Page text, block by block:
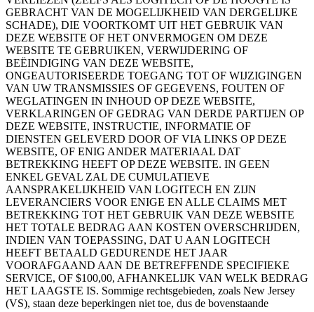
GEBRACHT VAN DE MOGELIJKHEID VAN DERGELIJKE
SCHADE), DIE VOORTKOMT UIT HET GEBRUIK VAN
DEZE WEBSITE OF HET ONVERMOGEN OM DEZE
WEBSITE TE GEBRUIKEN, VERWIJDERING OF
BEËINDIGING VAN DEZE WEBSITE,
ONGEAUTORISEERDE TOEGANG TOT OF WIJZIGINGEN
VAN UW TRANSMISSIES OF GEGEVENS, FOUTEN OF
WEGLATINGEN IN INHOUD OP DEZE WEBSITE,
VERKLARINGEN OF GEDRAG VAN DERDE PARTIJEN OP
DEZE WEBSITE, INSTRUCTIE, INFORMATIE OF
DIENSTEN GELEVERD DOOR OF VIA LINKS OP DEZE
WEBSITE, OF ENIG ANDER MATERIAAL DAT
BETREKKING HEEFT OP DEZE WEBSITE. IN GEEN
ENKEL GEVAL ZAL DE CUMULATIEVE
AANSPRAKELIJKHEID VAN LOGITECH EN ZIJN
LEVERANCIERS VOOR ENIGE EN ALLE CLAIMS MET
BETREKKING TOT HET GEBRUIK VAN DEZE WEBSITE
HET TOTALE BEDRAG AAN KOSTEN OVERSCHRIJDEN,
INDIEN VAN TOEPASSING, DAT U AAN LOGITECH
HEEFT BETAALD GEDURENDE HET JAAR
VOORAFGAAND AAN DE BETREFFENDE SPECIFIEKE
SERVICE, OF $100,00, AFHANKELIJK VAN WELK BEDRAG
HET LAAGSTE IS. Sommige rechtsgebieden, zoals New Jersey
(VS), staan deze beperkingen niet toe, dus de bovenstaande